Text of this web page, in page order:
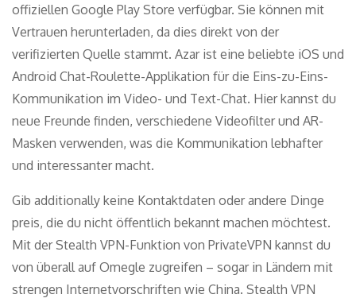
offiziellen Google Play Store verfügbar. Sie können mit
Vertrauen herunterladen, da dies direkt von der
verifizierten Quelle stammt. Azar ist eine beliebte iOS und
Android Chat-Roulette-Applikation für die Eins-zu-Eins-
Kommunikation im Video- und Text-Chat. Hier kannst du
neue Freunde finden, verschiedene Videofilter und AR-
Masken verwenden, was die Kommunikation lebhafter
und interessanter macht.
Gib additionally keine Kontaktdaten oder andere Dinge
preis, die du nicht öffentlich bekannt machen möchtest.
Mit der Stealth VPN-Funktion von PrivateVPN kannst du
von überall auf Omegle zugreifen – sogar in Ländern mit
strengen Internetvorschriften wie China. Stealth VPN